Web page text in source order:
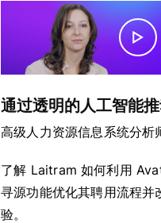
通过透明的人工智能
高级人力资源信息系统分析
了解 Laitram 如何利用
寻源功能优化其聘用流程并
验。